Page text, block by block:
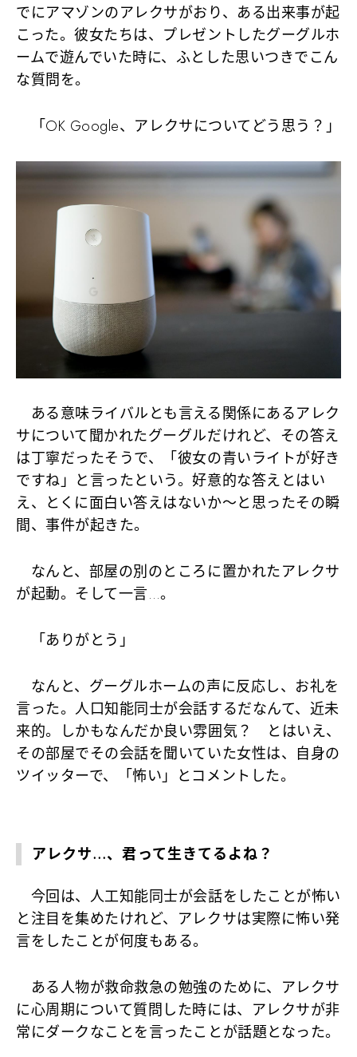
でにアマゾンのアレクサがおり、ある出来事が起
こった。彼女たちは、プレゼントしたグーグルホ
ームで遊んでいた時に、ふとした思いつきでこん
な質問を。
「OK Google、アレクサについてどう思う？」
ある意味ライバルとも言える関係にあるアレク
サについて聞かれたグーグルだけれど、その答え
は丁寧だったそうで、
「彼女の青いライトが好き
ですね」 と言ったという。好意的な答えとはい
え、とくに面白い答えはないか～と思ったその瞬
間、事件が起きた。
なんと、部屋の別のところに置かれたアレクサ
が起動。そして一言…。
「ありがとう」
なんと、グーグルホームの声に反応し、お礼を
言った。人口知能同士が会話するだなんて、近未
来的。しかもなんだか良い雰囲気？ とはいえ、
その部屋でその会話を聞いていた女性は、自身の
ツイッターで、「怖い」とコメントした。
アレクサ…、君って生きてるよね？
今回は、人工知能同士が会話をしたことが怖い
と注目を集めたけれど、アレクサは実際に怖い発
言をしたことが何度もある。
ある人物が救命救急の勉強のために、アレクサ
に心周期について質問した時には、アレクサが非
常にダークなことを言ったことが話題となった。